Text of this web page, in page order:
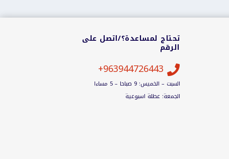
تحتاج لمساعدة؟/اتصل على
الرقم

963944726443+
السبت – الخميس: 9 صباحا – 5 مساءا
الجمعة: عطلة اسبوعية